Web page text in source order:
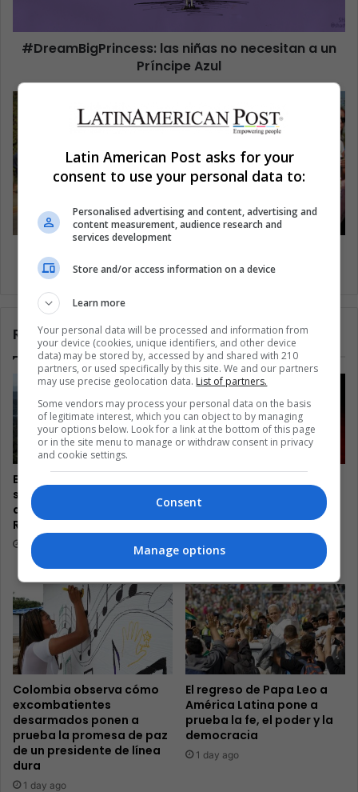
#DreamBigPrincess: las niñas no necesitan a un
Príncipe Azul
ambiente
Related Articles
En Brasil, los mototaxis
suben donde el transporte
de Río no puede llegar a
Rocinha
1 hour ago
tortugas de El Salvador
convierten el comercio de
huevos en supervivencia
Colombia observa cómo
excombatientes
desarmados ponen a
prueba la promesa de paz
de un presidente de línea
dura
1 day ago
El regreso de Papa Leo a
América Latina pone a
prueba la fe, el poder y la
democracia
1 day ago
Latin American Post asks for your
consent to use your personal data to:
Personalised advertising and content, advertising and
content measurement, audience research and
services development
Store and/or access information on a device
Learn more
Your personal data will be processed and information from
your device (cookies, unique identifiers, and other device
data) may be stored by, accessed by and shared with 210
partners, or used specifically by this site. We and our partners
may use precise geolocation data. List of partners.
Some vendors may process your personal data on the basis
of legitimate interest, which you can object to by managing
your options below. Look for a link at the bottom of this page
or in the site menu to manage or withdraw consent in privacy
and cookie settings.
Consent
Manage options